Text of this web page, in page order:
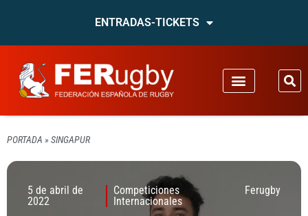
ENTRADAS-TICKETS
PORTADA » SINGAPUR
5 de abril de
2022
Competiciones
Internacionales
Ferugby